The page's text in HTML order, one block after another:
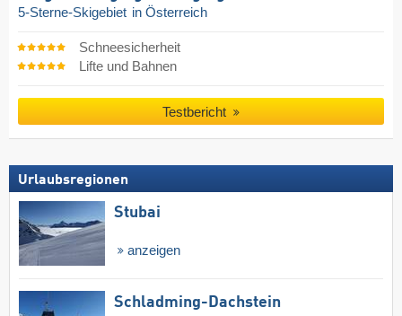
5-Sterne-Skigebiet in Österreich
Schneesicherheit
Lifte und Bahnen
Testbericht
Urlaubsregionen
Stubai
anzeigen
Schladming-Dachstein